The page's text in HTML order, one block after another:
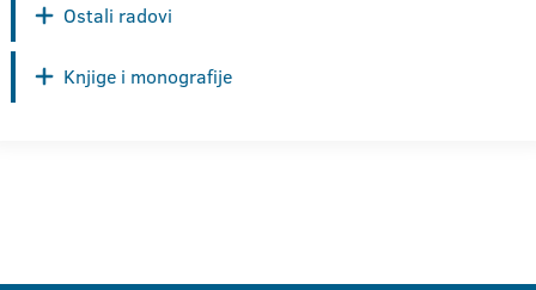
Ostali radovi
Knjige i monografije